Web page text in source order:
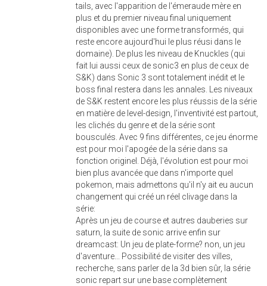
tails, avec l'apparition de l'émeraude mère en
plus et du premier niveau final uniquement
disponibles avec une forme transformés, qui
reste encore aujourd'hui le plus réusi dans le
domaine). De plus les niveau de Knuckles (qui
fait lui aussi ceux de sonic3 en plus de ceux de
S&K) dans Sonic 3 sont totalement inédit et le
boss final restera dans les annales. Les niveaux
de S&K restent encore les plus réussis de la série
en matière de level-design, l'inventivité est partout,
les clichés du genre et de la série sont
bousculés. Avec 9 fins différentes, ce jeu énorme
est pour moi l'apogée de la série dans sa
fonction originel. Déjà, l'évolution est pour moi
bien plus avancée que dans n'importe quel
pokemon, mais admettons qu'il n'y ait eu aucun
changement qui créé un réel clivage dans la
série:
Après un jeu de course et autres dauberies sur
saturn, la suite de sonic arrive enfin sur
dreamcast: Un jeu de plate-forme? non, un jeu
d'aventure... Possibilité de visiter des villes,
recherche, sans parler de la 3d bien sûr, la série
sonic repart sur une base complètement